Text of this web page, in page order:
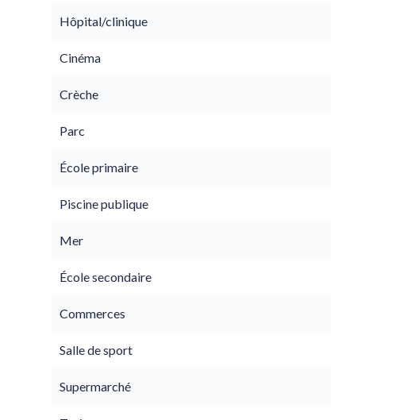
Hôpital/clinique
Cinéma
Crèche
Parc
École primaire
Piscine publique
Mer
École secondaire
Commerces
Salle de sport
Supermarché